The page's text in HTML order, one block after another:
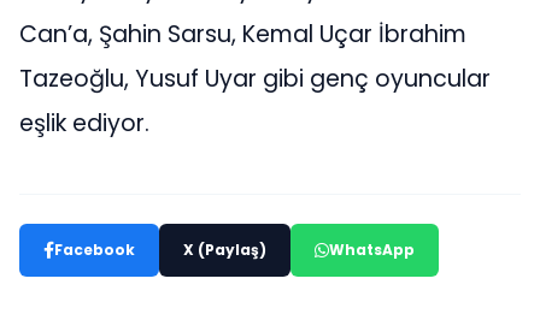
Can’a, Şahin Sarsu, Kemal Uçar İbrahim
Tazeoğlu, Yusuf Uyar gibi genç oyuncular
eşlik ediyor.
Facebook X (Paylaş) WhatsApp